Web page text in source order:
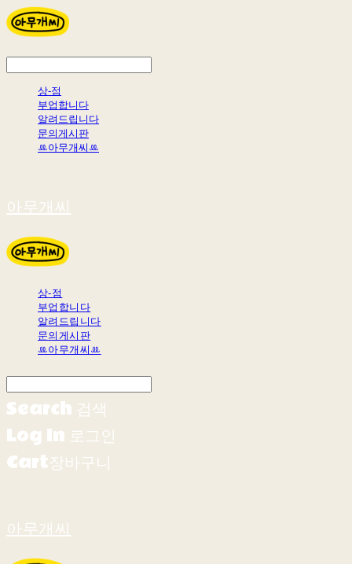
상-점
부업합니다
알려드립니다
문의게시판
ꔛ아무개씨ꔛ
아무개씨
상-점
부업합니다
알려드립니다
문의게시판
ꔛ아무개씨ꔛ
Search 검색
Log In 로그인
Cart장바구니
아무개씨